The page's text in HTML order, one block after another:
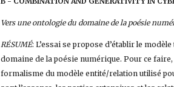
Vers une ontologie du domaine de la poésie
RÉSUMÉ: L’essai se propose d’établir le
domaine de la poésie numérique. Pour ce
formalisme du modèle entité/relation utilisé